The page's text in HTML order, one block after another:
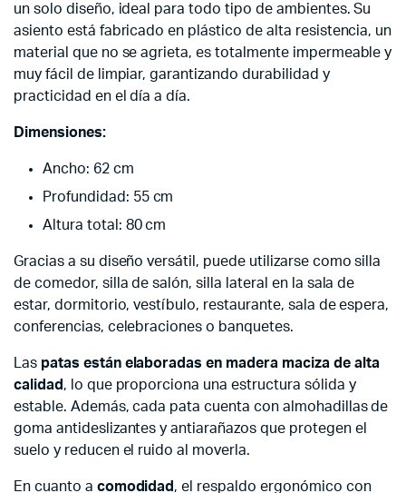
un solo diseño, ideal para todo tipo de ambientes. Su
asiento está fabricado en plástico de alta resistencia, un
material que no se agrieta, es totalmente impermeable y
muy fácil de limpiar, garantizando durabilidad y
practicidad en el día a día.
Dimensiones:
Ancho: 62 cm
Profundidad: 55 cm
Altura total: 80 cm
Gracias a su diseño versátil, puede utilizarse como silla
de comedor, silla de salón, silla lateral en la sala de
estar, dormitorio, vestíbulo, restaurante, sala de espera,
conferencias, celebraciones o banquetes.
Las patas están elaboradas en madera maciza de alta
calidad , lo que proporciona una estructura sólida y
estable. Además, cada pata cuenta con almohadillas de
goma antideslizantes y antiarañazos que protegen el
suelo y reducen el ruido al moverla.
En cuanto a comodidad , el respaldo ergonómico con